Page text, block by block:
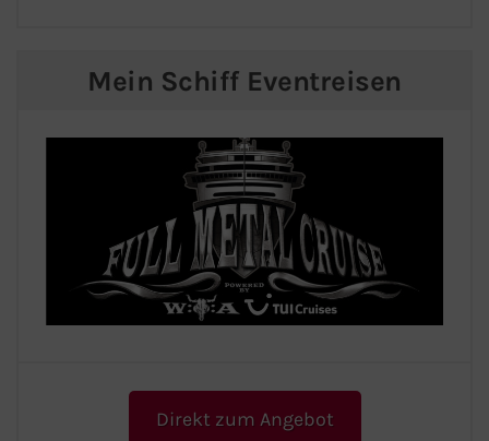
Mein Schiff Eventreisen
Direkt zum Angebot